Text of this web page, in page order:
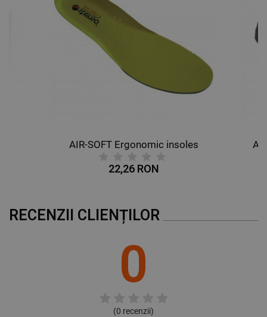
AIR-SOFT Ergonomic insoles
22,26 RON
RECENZII CLIENȚILOR
0
(0 recenzii)